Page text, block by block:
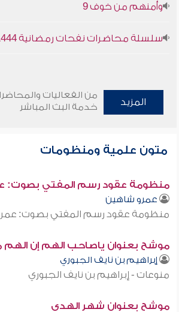
وأمنهم من خوف 9
سلسلة محاضرات نفحات رمضانية 1444هـ
المزيد
من الفعاليات
خدمة البث المباشر
متون علمية ومنظومات
منظومة عقود رسم المفتي بصوت:
عمرو شاهين
منظومة عقود رسم المفتي بصوت:
موشح بعنوان ياصاحب الهم إن الهم
إبراهيم بن نايف الجبوري
منوعات - إبراهيم بن نايف الجبوري
موشح بعنوان شهر الهدى